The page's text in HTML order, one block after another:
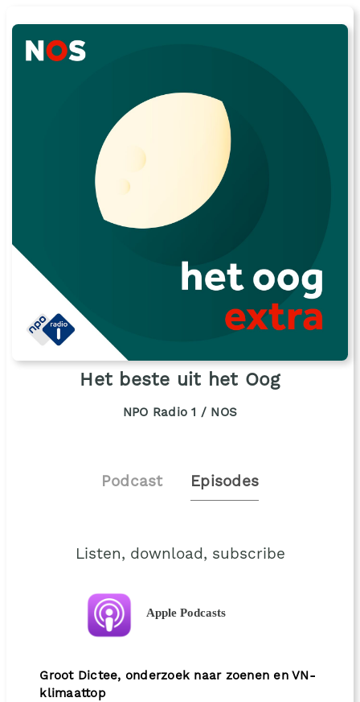
Het beste uit het Oog
NPO Radio 1 / NOS
Podcast Episodes
Listen, download, subscribe
Apple Podcasts
Groot Dictee, onderzoek naar zoenen en VN-
klimaattop